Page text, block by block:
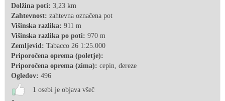
Dolžina poti: 3,23 km
Zahtevnost: zahtevna označena pot
Višinska razlika: 911 m
Višinska razlika po poti: 970 m
Zemljevid: Tabacco 26 1:25.000
Priporočena oprema (poletje):
Priporočena oprema (zima): cepin, dereze
Ogledov: 496
1 osebi je objava všeč